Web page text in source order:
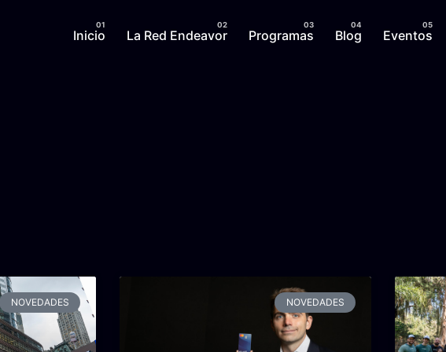
Inicio La Red Endeavor Programas Blog Eventos
NOVEDADES NOVEDADES